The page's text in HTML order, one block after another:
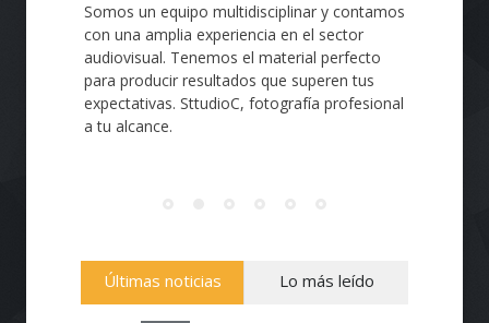
Somos un equipo multidisciplinar y contamos
con una amplia experiencia en el sector
audiovisual. Tenemos el material perfecto
para producir resultados que superen tus
expectativas. SttudioC, fotografía profesional
a tu alcance.
Últimas noticias Lo más leído